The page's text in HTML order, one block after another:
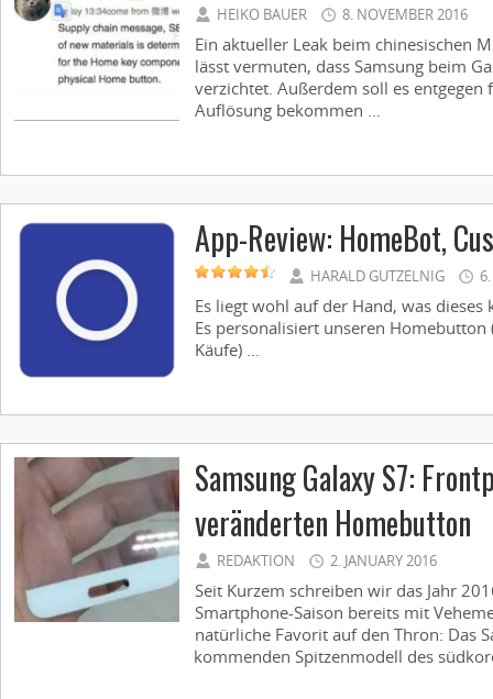
HEIKO BAUER 8. NOVEMBER 2016
Ein aktueller Leak beim chinesischen
lässt vermuten, dass Samsung beim
verzichtet. Außerdem soll es entgegen
Auflösung bekommen ...
App-Review: HomeBot,
HARALD GUTZELNIG
Es liegt wohl auf der Hand, was
Es personalisiert unseren
Käufe) ...
Samsung Galaxy S7:
veränderten Homebutton
REDAKTION 2. JANUARY 2016
Seit Kurzem schreiben wir das Jahr
Smartphone-Saison bereits mit
natürliche Favorit auf den Thron: Das
kommenden Spitzenmodell des